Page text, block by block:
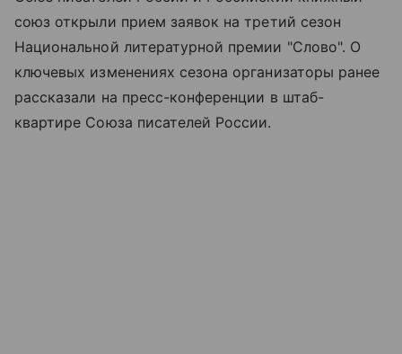
союз открыли прием заявок на третий сезон
Национальной литературной премии "Слово". О
ключевых изменениях сезона организаторы ранее
рассказали на пресс-конференции в штаб-
квартире Союза писателей России.